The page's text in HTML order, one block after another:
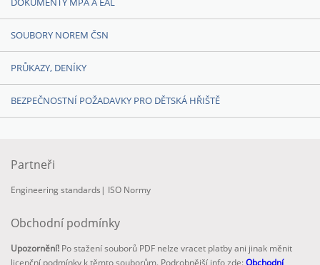
SOUBORY NOREM ČSN
PRŮKAZY, DENÍKY
BEZPEČNOSTNÍ POŽADAVKY PRO DĚTSKÁ HŘIŠTĚ
Partneři
Engineering standards | ISO Normy
Obchodní podmínky
Upozornění! Po stažení souborů PDF nelze vracet platby ani jinak měnit
licenční podmínky k těmto souborům. Podrobnější info zde:Obchodní